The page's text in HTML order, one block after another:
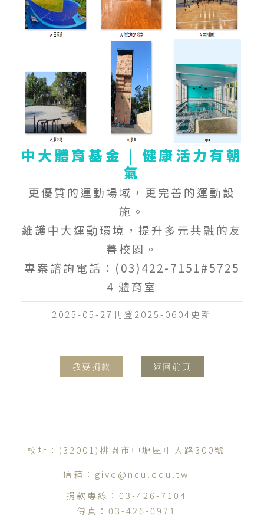
中大體育基金 | 健康活力有朝
氣
更優質的運動場域， 更完善的運動設
施。
維護中大運動環境，提升多元共融的友
善校園。
專案諮詢電話：(03)422-7151#5725
4 體育室
2025-05-27刊登2025-0604更新
我要捐款 返回前頁
校址：(32001)桃園市中壢區中大路300號
信箱： give@ncu.edu.tw
捐款專線： 03-426-7104
傳真： 03-426-0971